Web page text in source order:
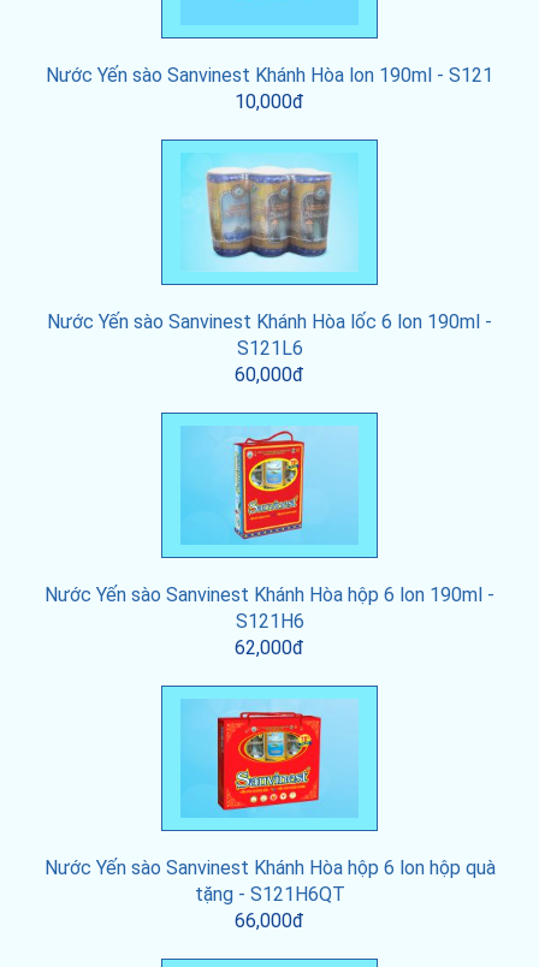
Nước Yến sào Sanvinest Khánh Hòa lon 190ml - S121
10,000đ
Nước Yến sào Sanvinest Khánh Hòa lốc 6 lon 190ml -
S121L6
60,000đ
Nước Yến sào Sanvinest Khánh Hòa hộp 6 lon 190ml -
S121H6
62,000đ
Nước Yến sào Sanvinest Khánh Hòa hộp 6 lon hộp quà
tặng - S121H6QT
66,000đ